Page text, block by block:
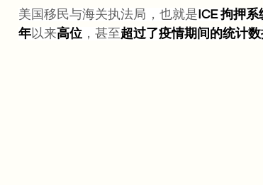
美国移民与海关执法局，也就是 ICE 拘押
年以来高位 ，甚至超过了疫情期间的统计数